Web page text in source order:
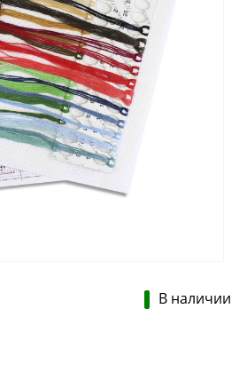
В наличии